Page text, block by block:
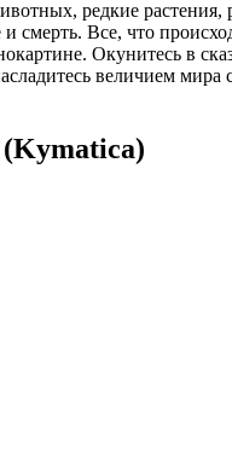
редкие растения,
смерть. Все, что
Окунитесь в
величием мира